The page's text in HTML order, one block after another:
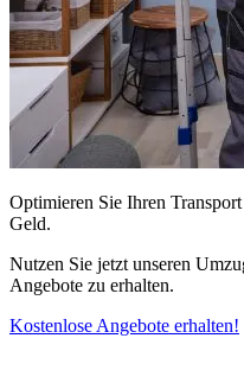
Optimieren Sie Ihren
Geld.
Nutzen Sie jetzt unseren
Angebote zu erhalten.
Kostenlose Angebote erhalten!